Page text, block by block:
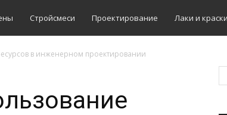
Стройсмеси Проектирование Лаки и краски
в инженерном проектировании